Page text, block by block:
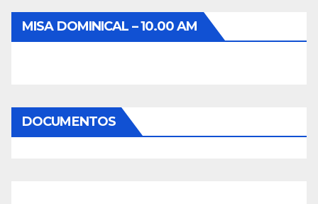
MISA DOMINICAL – 10.00 AM
DOCUMENTOS